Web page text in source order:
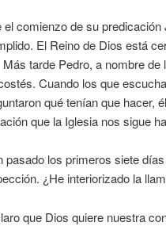
el comienzo de su
El Reino de Dios está
tarde Pedro, a nombre de
Cuando los que
qué tenían que hacer,
que la Iglesia nos sigue
pasado los primeros siete
¿He interiorizado la
que Dios quiere nuestra